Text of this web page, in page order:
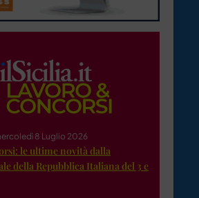
8 Luglio 2026
le ultime novità dalla
della Repubblica Italiana del 3 e